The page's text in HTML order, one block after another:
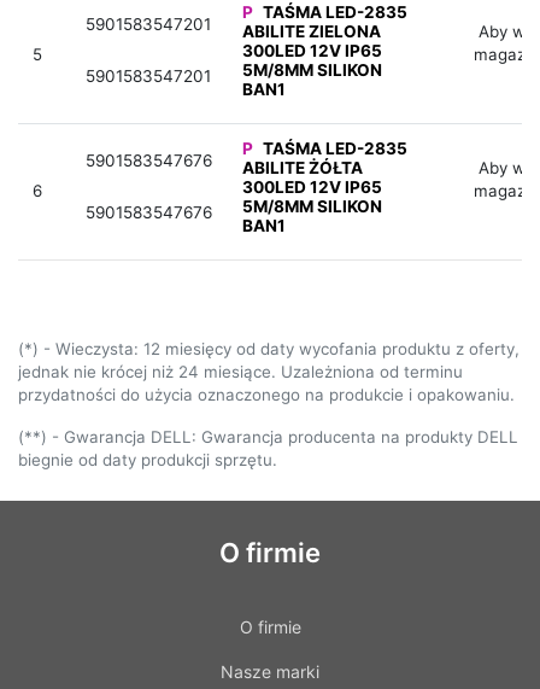
5
5901583547201
5901583547201
P TAŚMA LED-2835
ABILITE ZIELONA
300LED 12V IP65
5M/8MM SILIKON
BAN1
Aby
6
5901583547676
5901583547676
P TAŚMA LED-2835
ABILITE ŻÓŁTA
300LED 12V IP65
5M/8MM SILIKON
BAN1
Aby
(*) - Wieczysta: 12 miesięcy od daty wycofania produktu z oferty,
jednak nie krócej niż 24 miesiące. Uzależniona od terminu
przydatności do użycia oznaczonego na produkcie i opakowaniu.
(**) - Gwarancja DELL: Gwarancja producenta na produkty DELL
biegnie od daty produkcji sprzętu.
O firmie
O firmie
Nasze marki